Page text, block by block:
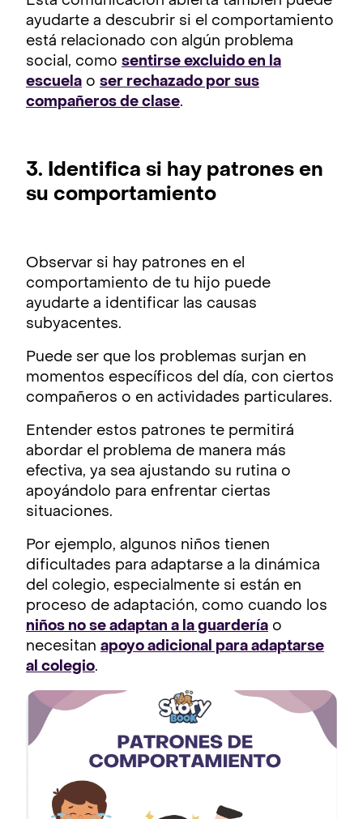
ayudarte a descubrir si el comportamiento
está relacionado con algún problema
social, como sentirse excluido en la
escuela o ser rechazado por sus
compañeros de clase.
3. Identifica si hay patrones en
su comportamiento
Observar si hay patrones en el
comportamiento de tu hijo puede
ayudarte a identificar las causas
subyacentes.
Puede ser que los problemas surjan en
momentos específicos del día, con ciertos
compañeros o en actividades particulares.
Entender estos patrones te permitirá
abordar el problema de manera más
efectiva, ya sea ajustando su rutina o
apoyándolo para enfrentar ciertas
situaciones.
Por ejemplo, algunos niños tienen
dificultades para adaptarse a la dinámica
del colegio, especialmente si están en
proceso de adaptación, como cuando los
niños no se adaptan a la guardería o
necesitan apoyo adicional para adaptarse
al colegio.